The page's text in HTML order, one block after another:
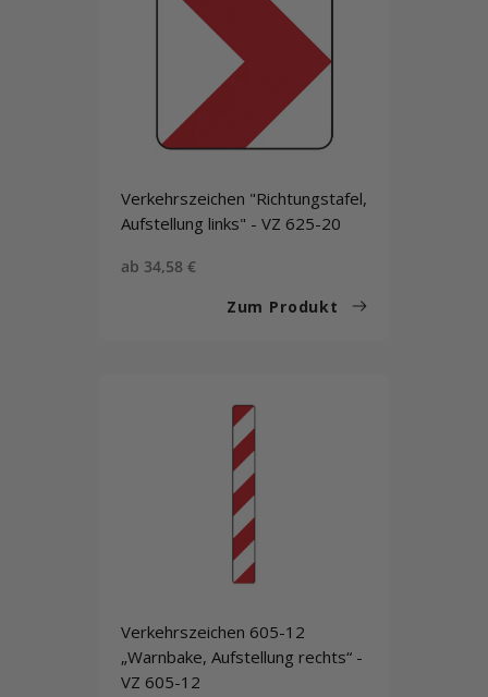
Verkehrszeichen "Richtungstafel,
Aufstellung links" - VZ 625-20
Sonderpreis
ab 34,58 €
Zum Produkt
Verkehrszeichen 605-12
„Warnbake, Aufstellung rechts“ -
VZ 605-12